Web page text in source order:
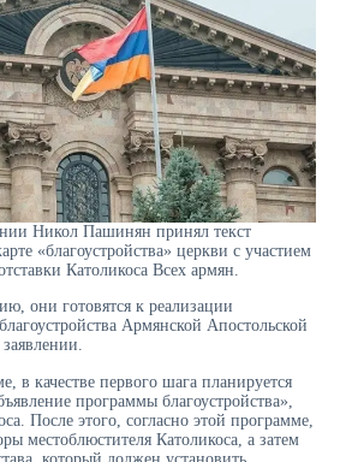
Никол Пашинян принял текст
«благоустройства» церкви с участием
Католикоса Всех армян.
они готовятся к реализации
Армянской Апостольской
в качестве первого шага планируется
программы благоустройства»,
После этого, согласно этой программе,
местоблюстителя Католикоса, а затем